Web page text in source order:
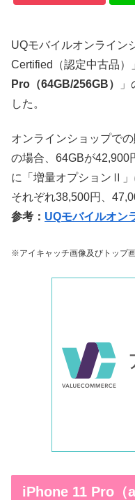
UQモバイルオンライン
Certified（認定中古品）
Pro（64GB/256GB）
した。
オンラインショップで
の場合、64GBが42,900
に「増量オプションⅡ」
それぞれ38,500円、
参考： UQモバイルオン
※アイキャッチ画像及びトップ
iPhone 11 Pro（